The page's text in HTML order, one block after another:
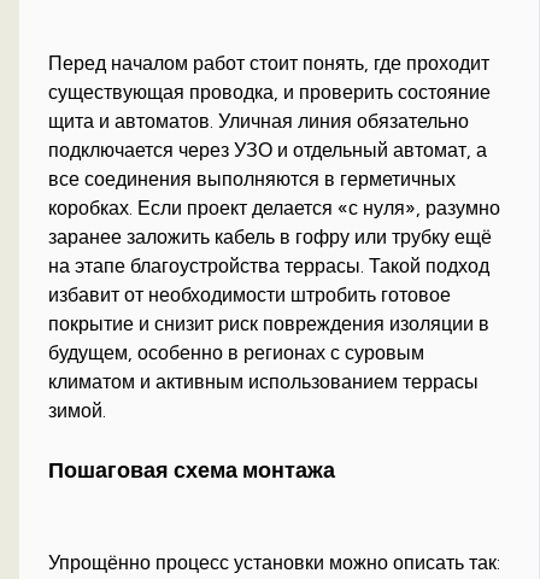
Перед началом работ стоит понять, где проходит
существующая проводка, и проверить состояние
щита и автоматов. Уличная линия обязательно
подключается через УЗО и отдельный автомат, а
все соединения выполняются в герметичных
коробках. Если проект делается «с нуля», разумно
заранее заложить кабель в гофру или трубку ещё
на этапе благоустройства террасы. Такой подход
избавит от необходимости штробить готовое
покрытие и снизит риск повреждения изоляции в
будущем, особенно в регионах с суровым
климатом и активным использованием террасы
зимой.
Пошаговая схема монтажа
Упрощённо процесс установки можно описать так: